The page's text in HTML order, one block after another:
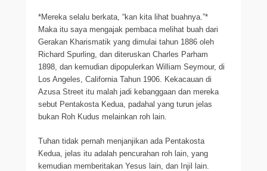
*Mereka selalu berkata, “kan kita lihat buahnya.”*
Maka itu saya mengajak pembaca melihat buah dari
Gerakan Kharismatik yang dimulai tahun 1886 oleh
Richard Spurling, dan diteruskan Charles Parham
1898, dan kemudian dipopulerkan William Seymour, di
Los Angeles, California Tahun 1906. Kekacauan di
Azusa Street itu malah jadi kebanggaan dan mereka
sebut Pentakosta Kedua, padahal yang turun jelas
bukan Roh Kudus melainkan roh lain.
Tuhan tidak pernah menjanjikan ada Pentakosta
Kedua, jelas itu adalah pencurahan roh lain, yang
kemudian memberitakan Yesus lain, dan Injil lain.